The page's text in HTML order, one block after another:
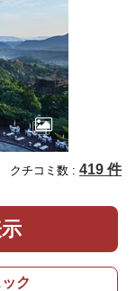
クチコミ数 : 419 件
ク